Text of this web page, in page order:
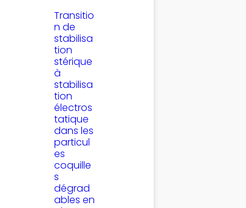
Transitio
n de
stabilisa
tion
stérique
à
stabilisa
tion
électros
tatique
dans les
particul
es
coquille
s
dégrad
ables en